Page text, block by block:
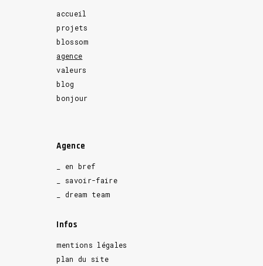
accueil
projets
blossom
agence
valeurs
blog
bonjour
Agence
_ en bref
_ savoir-faire
_ dream team
Infos
mentions légales
plan du site